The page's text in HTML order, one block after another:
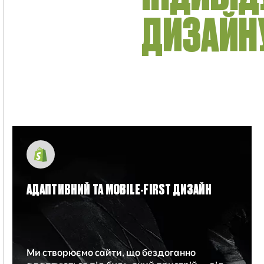
АДАПТИВНИЙ ТА MOBILE-FIRST ДИЗАЙН
Ми створюємо сайти, що бездоганно